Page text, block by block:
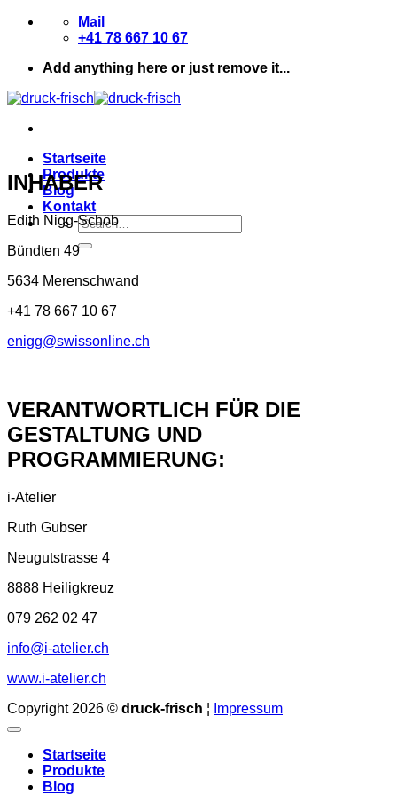
Zum
Mail
+41 78 667 10 67
Add anything here or just remove it...
Startseite
Produkte
Blog
Kontakt
INHABER
Edith Nigg-Schöb
Bündten 49
5634 Merenschwand
+41 78 667 10 67
enigg@swissonline.ch
VERANTWORTLICH FÜR DIE
GESTALTUNG UND
PROGRAMMIERUNG:
i-Atelier
Ruth Gubser
Neugutstrasse 4
8888 Heiligkreuz
079 262 02 47
info@i-atelier.ch
www.i-atelier.ch
Copyright 2026 © druck-frisch ¦ Impressum
Startseite
Produkte
Blog